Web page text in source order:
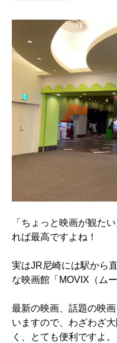
「ちょっと映画が観た
れば最高ですよね！
実はJR尼崎には駅から
な映画館「MOVIX（ム
最新の映画、話題の映
いますので、わざわざ
く、とても便利ですよ。